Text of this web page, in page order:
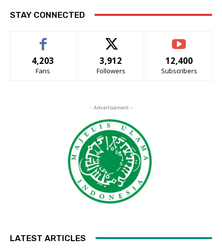
STAY CONNECTED
4,203
Fans
3,912
Followers
12,400
Subscribers
- Advertisement -
LATEST ARTICLES